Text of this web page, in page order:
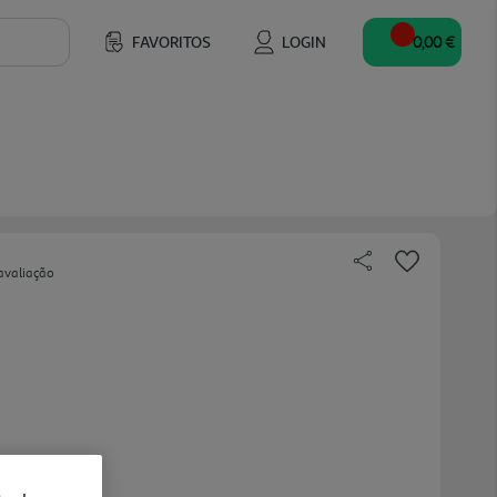
FAVORITOS LOGIN 0,00 €